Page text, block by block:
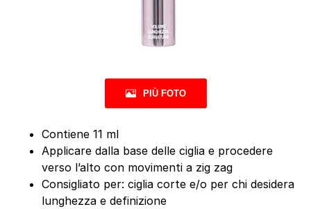
PIÙ FOTO
Contiene 11 ml
Applicare dalla base delle ciglia e procedere
verso l’alto con movimenti a zig zag
Consigliato per: ciglia corte e/o per chi desidera
lunghezza e definizione